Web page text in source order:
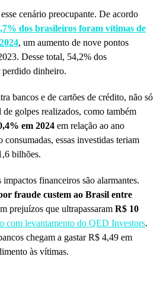
cenário preocupante. De acordo
dos brasileiros foram vítimas de
, um aumento de nove pontos
Desse total, 54,2% dos
perdido dinheiro.
bancos e de cartões de crédito, não só
golpes realizados, como também
em 2024 em relação ao ano
consumadas, essas investidas teriam
bilhões.
financeiros são alarmantes.
fraude custem ao Brasil entre
prejuízos que ultrapassaram R$ 10
com levantamento do QED Investors.
chegam a gastar R$ 4,49 em
às vítimas.